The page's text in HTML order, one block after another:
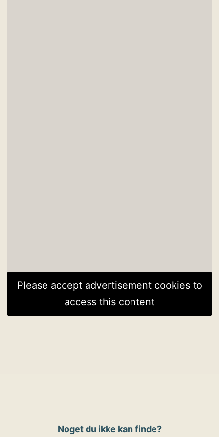
Please accept advertisement cookies to
access this content
Noget du ikke kan finde?